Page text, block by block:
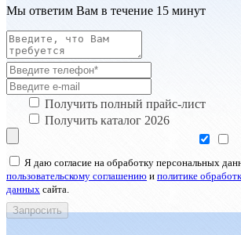
Мы ответим Вам в течение 15 минут
Получить полный прайс-лист
Получить каталог 2026
Я даю согласие на обработку персональных
пользовательскому соглашению и политике
данных сайта.